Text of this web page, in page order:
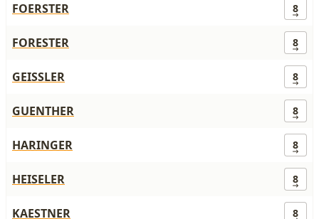
FOERSTER 8
FORESTER 8
GEISSLER 8
GUENTHER 8
HARINGER 8
HEISELER 8
KAESTNER 8